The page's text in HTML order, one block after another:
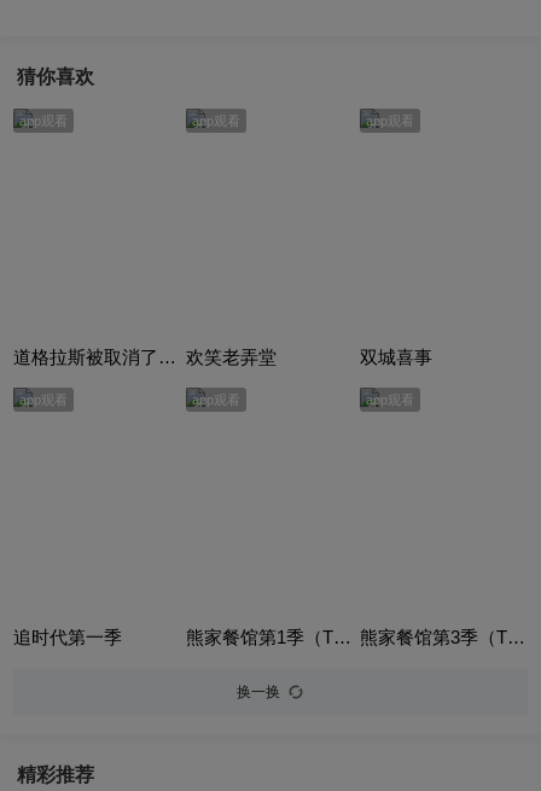
猜你喜欢
app观看
道格拉斯被取消了（Douglas is Cancelled）
app观看
欢笑老弄堂
app观看
双城喜事
app观看
追时代第一季
app观看
熊家餐馆第1季（The Bear Season 1）
app观看
熊家餐馆第3季（The Bear Season 3）
换一换
精彩推荐